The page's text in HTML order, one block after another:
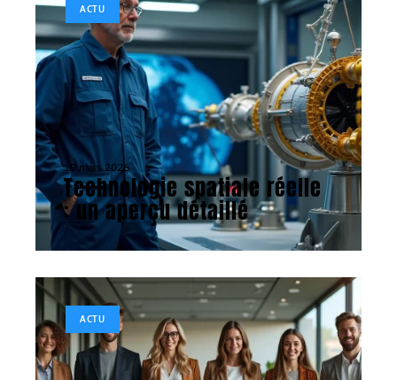
ACTU
19 mars 2026
Technologie spatiale réelle
: un aperçu détaillé
ACTU